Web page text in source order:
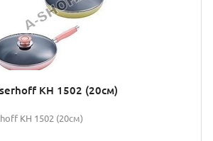
KH 1502 (20см)
KH 1502 (20см)